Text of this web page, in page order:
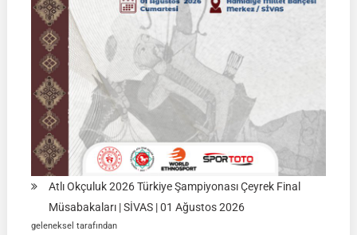
LİSTELERİ
Atlı Okçuluk 2026 Türkiye Şampiyonası Çeyrek Final
Müsabakaları | SİVAS | 01 Ağustos 2026
geleneksel tarafından